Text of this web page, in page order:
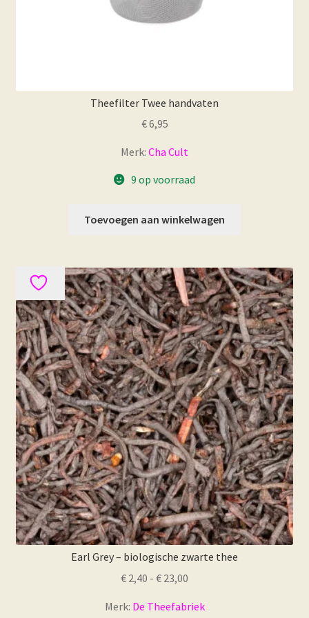
Theefilter Twee handvaten
€6,95
Merk: Cha Cult
9 op voorraad
Toevoegen aan winkelwagen
Earl Grey – biologische zwarte thee
€ 2,40 - € 23,00
tot
Merk: De Theefabriek